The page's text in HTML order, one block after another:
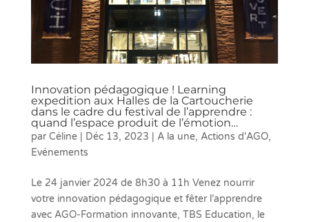
Innovation pédagogique ! Learning
expedition aux Halles de la Cartoucherie
dans le cadre du festival de l’apprendre :
quand l’espace produit de l’émotion…
par Céline| Déc 13, 2023 A la une, Actions d'AGO,
Evénements
Le 24 janvier 2024 de 8h30 à 11h Venez nourrir
votre innovation pédagogique et fêter l’apprendre
avec AGO-Formation innovante, TBS Education, le